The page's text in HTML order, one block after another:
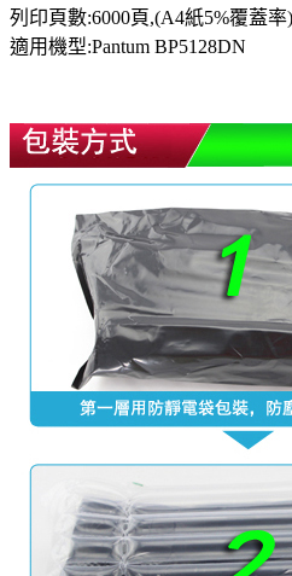
列印頁數:6000頁,(A4紙5%覆蓋率)
適用機型:Pantum BP5128DN